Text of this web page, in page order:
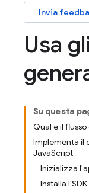
Invia
Usa
Su questa
Qual è il
Implementa il
JavaScript
Inizializza
Installa